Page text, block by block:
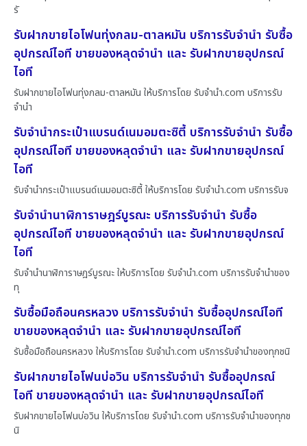
รั
รับฝากขายไอโฟนทุ่งกลม-ตาลหมัน บริการรับจำนำ รับซื้อ
อุปกรณ์ไอที ขายของหลุดจำนำ และ รับฝากขายอุปกรณ์
ไอที
รับฝากขายไอโฟนทุ่งกลม-ตาลหมัน ให้บริการโดย รับจํานํา.com บริการรับ
จำนำ
รับจำนำกระเป๋าแบรนด์เนมอมตะซิตี้ บริการรับจำนำ รับซื้อ
อุปกรณ์ไอที ขายของหลุดจำนำ และ รับฝากขายอุปกรณ์
ไอที
รับจำนำกระเป๋าแบรนด์เนมอมตะซิตี้ ให้บริการโดย รับจํานํา.com บริการรับจ
รับจำนำนาฬิการาษฎร์บูรณะ บริการรับจำนำ รับซื้อ
อุปกรณ์ไอที ขายของหลุดจำนำ และ รับฝากขายอุปกรณ์
ไอที
รับจำนำนาฬิการาษฎร์บูรณะ ให้บริการโดย รับจํานํา.com บริการรับจำนำของ
ทุ
รับซื้อมือถือนครหลวง บริการรับจำนำ รับซื้ออุปกรณ์ไอที
ขายของหลุดจำนำ และ รับฝากขายอุปกรณ์ไอที
รับซื้อมือถือนครหลวง ให้บริการโดย รับจํานํา.com บริการรับจำนำของทุกชนิ
รับฝากขายไอโฟนบ่อวิน บริการรับจำนำ รับซื้ออุปกรณ์
ไอที ขายของหลุดจำนำ และ รับฝากขายอุปกรณ์ไอที
รับฝากขายไอโฟนบ่อวิน ให้บริการโดย รับจํานํา.com บริการรับจำนำของทุกช
นิ